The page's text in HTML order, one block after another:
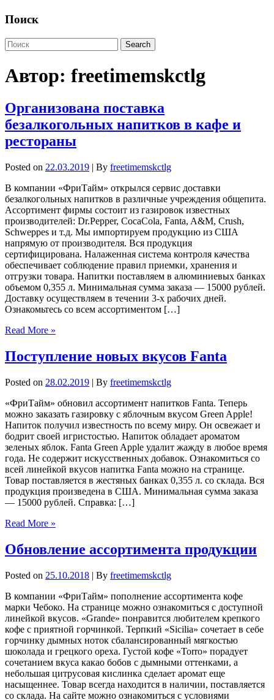
Поиск
Автор: freetimemskctlg
Организована поставка
безалкогольных напитков в кафе и
рестораны
Posted on 22.03.2019 | By freetimemskctlg
В компании «ФриТайм» открылся сервис доставки
безалкогольных напитков в различные учреждения общепита.
Ассортимент фирмы состоит из газировок известных
производителей: Dr.Pepper, CocaCola, Fanta, A&M, Crush,
Schweppes и т.д. Мы импортируем продукцию из США
напрямую от производителя. Вся продукция
сертифицирована. Налаженная система контроля качества
обеспечивает соблюдение правил приемки, хранения и
отгрузки товара. Напитки поставляем в алюминиевых банках
объемом 0,355 л. Минимальная сумма заказа — 15000 рублей.
Доставку осуществляем в течении 3-х рабочих дней.
Ознакомьтесь со всем ассортиментом […]
Read More »
Поступление новых вкусов Fanta
Posted on 28.02.2019 | By freetimemskctlg
«ФриТайм» обновил ассортимент напитков Fanta. Теперь
можно заказать газировку с яблочным вкусом Green Apple!
Напиток получил известность по всему миру. Он освежает и
бодрит своей игристостью. Напиток обладает ароматом
зеленых яблок. Fanta Green Apple удалит жажду в любое время
года. Не содержит искусственных добавок. Ознакомиться со
всей линейкой вкусов напитка Fanta можно на странице.
Товар поставляется в жестяных банках 0,355 л. со склада. Вся
продукция произведена в США. Минимальная сумма заказа
— 15000 рублей. Справка: […]
Read More »
Обновление ассортимента продукции
Posted on 25.10.2018 | By freetimemskctlg
В компании «ФриТайм» пополнение ассортимента кофе
марки Чебоко. На странице можно ознакомиться с доступной
линейкой вкусов. «Grande» понравится любителем крепкого
кофе с приятной горчинкой. Терпкий «Sicilia» сочетает в себе
горчинку дымных ноток сбалансированный мягкостью
шоколада и грецкого ореха. Густой кофе «Torro» порадует
сочетанием вкуса какао бобов с дымными оттенками, а
небольшая цитрусовая кислинка сделает аромат еще
насыщеннее. Товар всегда находится в наличии, поставляется
со склада. На сайте можно ознакомиться с условиями